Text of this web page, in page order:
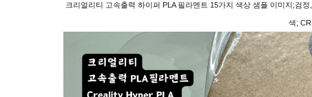
크리얼리티 고속출력 하이퍼 PLA 필라멘트 15가지 색상 샘플 이미지;검
색;